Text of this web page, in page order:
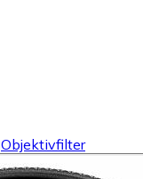
Objektivfilter